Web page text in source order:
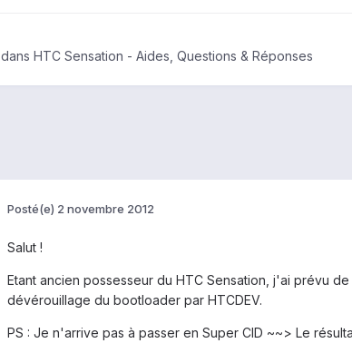
dans HTC Sensation - Aides, Questions & Réponses
Posté(e) 2 novembre 2012
Salut !
Etant ancien possesseur du HTC Sensation, j'ai prévu
dévérouillage du bootloader par HTCDEV.
PS : Je n'arrive pas à passer en Super CID ~~> Le